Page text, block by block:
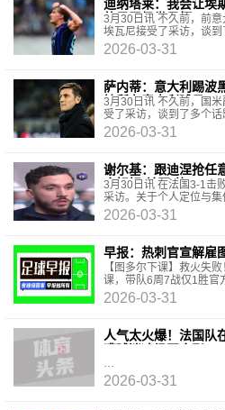
迪纳塔莱：我会让埃
的是晋级世界杯
3月30日讯 不久前，前
埃瓦尼接受了采访，谈
塔莱说：“我始终会将皮
2026-03-31
萨内蒂：意大利踢波
持所有意大利球员
3月30日讯 不久前，国
受了采访，谈到了多个
奇（托蒂）之间不仅有着
2026-03-31
谢尔基：跟迪涅抢任
会好好‘关照’他
3月30日讯 在法国3-1击
采访。关于个人定位与
道对手常常在盯着我，但
2026-03-31
早报：热刺官宣解雇
【图多尔下课】救火失
课，带队6周7战仅1胜官
课，提前结束了原本将在
2026-03-31
人气太火爆！法国队
2026-03-31